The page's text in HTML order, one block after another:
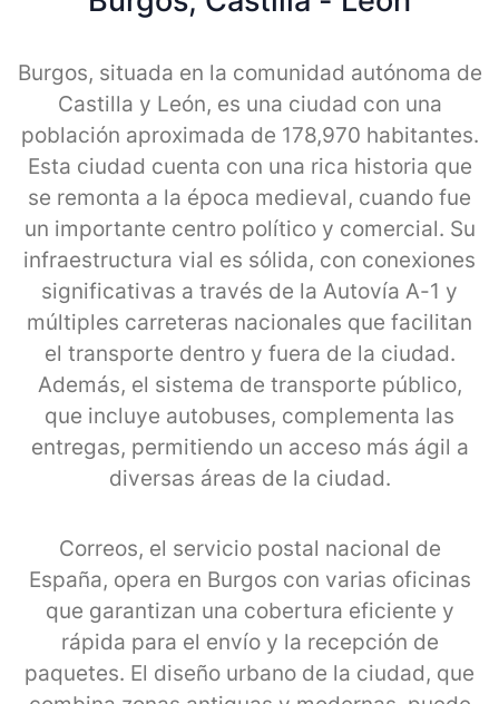
Burgos, situada en la comunidad autónoma de
Castilla y León, es una ciudad con una
población aproximada de 178,970 habitantes.
Esta ciudad cuenta con una rica historia que
se remonta a la época medieval, cuando fue
un importante centro político y comercial. Su
infraestructura vial es sólida, con conexiones
significativas a través de la Autovía A-1 y
múltiples carreteras nacionales que facilitan
el transporte dentro y fuera de la ciudad.
Además, el sistema de transporte público,
que incluye autobuses, complementa las
entregas, permitiendo un acceso más ágil a
diversas áreas de la ciudad.
Correos, el servicio postal nacional de
España, opera en Burgos con varias oficinas
que garantizan una cobertura eficiente y
rápida para el envío y la recepción de
paquetes. El diseño urbano de la ciudad, que